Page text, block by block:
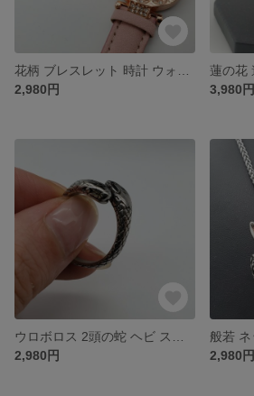
2,980円
3,980円
2,980円
2,980円